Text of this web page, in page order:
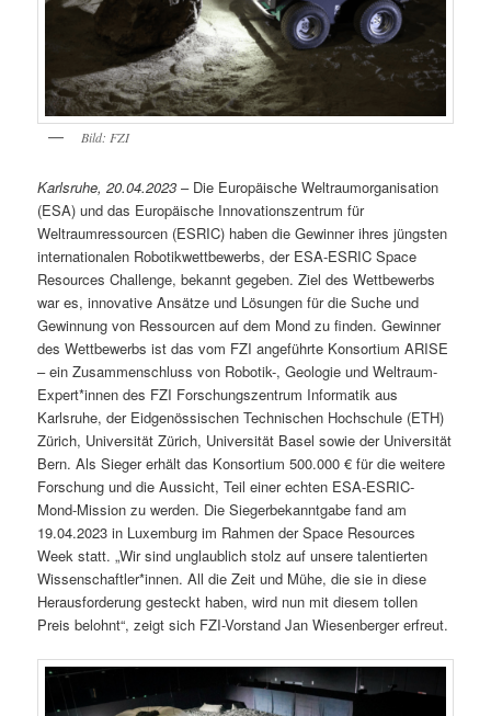
Bild: FZI
Karlsruhe, 20.04.2023 – Die Europäische Weltraumorganisation
(ESA) und das Europäische Innovationszentrum für
Weltraumressourcen (ESRIC) haben die Gewinner ihres jüngsten
internationalen Robotikwettbewerbs, der ESA-ESRIC Space
Resources Challenge, bekannt gegeben. Ziel des Wettbewerbs
war es, innovative Ansätze und Lösungen für die Suche und
Gewinnung von Ressourcen auf dem Mond zu finden. Gewinner
des Wettbewerbs ist das vom FZI angeführte Konsortium ARISE
– ein Zusammenschluss von Robotik-, Geologie und Weltraum-
Expert*innen des FZI Forschungszentrum Informatik aus
Karlsruhe, der Eidgenössischen Technischen Hochschule (ETH)
Zürich, Universität Zürich, Universität Basel sowie der Universität
Bern. Als Sieger erhält das Konsortium 500.000 € für die weitere
Forschung und die Aussicht, Teil einer echten ESA-ESRIC-
Mond-Mission zu werden. Die Siegerbekanntgabe fand am
19.04.2023 in Luxemburg im Rahmen der Space Resources
Week statt. „Wir sind unglaublich stolz auf unsere talentierten
Wissenschaftler*innen. All die Zeit und Mühe, die sie in diese
Herausforderung gesteckt haben, wird nun mit diesem tollen
Preis belohnt“, zeigt sich FZI-Vorstand Jan Wiesenberger erfreut.